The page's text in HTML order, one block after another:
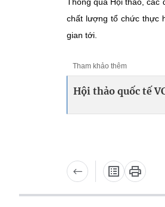
chất lượng tổ chức thực
gian tới.
Tham khảo thêm
Hội thảo quốc tế